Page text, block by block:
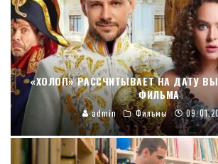
«ХОЛОП» РАССЧИТЫВАЕТ НА ДАТУ
ФИЛЬМА
admin Фильмы